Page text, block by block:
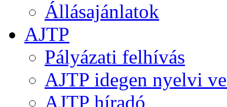
Állásajánlatok
AJTP
Pályázati felhívás
AJTP idegen nyelvi
AJTP híradó